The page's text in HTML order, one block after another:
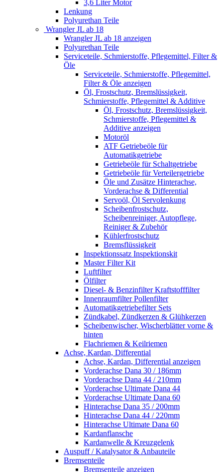
3,6 Liter Motor
Lenkung
Polyurethan Teile
Wrangler JL ab 18
Wrangler JL ab 18 anzeigen
Polyurethan Teile
Serviceteile, Schmierstoffe, Pflegemittel, Filter &
Öle
Serviceteile, Schmierstoffe, Pflegemittel,
Filter & Öle anzeigen
Öl, Frostschutz, Bremslüssigkeit,
Schmierstoffe, Pflegemittel & Additive
Öl, Frostschutz, Bremslüssigkeit,
Schmierstoffe, Pflegemittel &
Additive anzeigen
Motoröl
ATF Getriebeöle für
Automatikgetriebe
Getriebeöle für Schaltgetriebe
Getriebeöle für Verteilergetriebe
Öle und Zusätze Hinterachse,
Vorderachse & Differential
Servoöl, Öl Servolenkung
Scheibenfrostschutz,
Scheibenreiniger, Autopflege,
Reiniger & Zubehör
Kühlerfrostschutz
Bremsflüssigkeit
Inspektionssatz Inspektionskit
Master Filter Kit
Luftfilter
Ölfilter
Diesel- & Benzinfilter Kraftstofffilter
Innenraumfilter Pollenfilter
Automatikgetriebefilter Sets
Zündkabel, Zündkerzen & Glühkerzen
Scheibenwischer, Wischerblätter vorne &
hinten
Flachriemen & Keilriemen
Achse, Kardan, Differential
Achse, Kardan, Differential anzeigen
Vorderachse Dana 30 / 186mm
Vorderachse Dana 44 / 210mm
Vorderachse Ultimate Dana 44
Vorderachse Ultimate Dana 60
Hinterachse Dana 35 / 200mm
Hinterachse Dana 44 / 220mm
Hinterachse Ultimate Dana 60
Kardanflansche
Kardanwelle & Kreuzgelenk
Auspuff / Katalysator & Anbauteile
Bremsenteile
Bremsenteile anzeigen